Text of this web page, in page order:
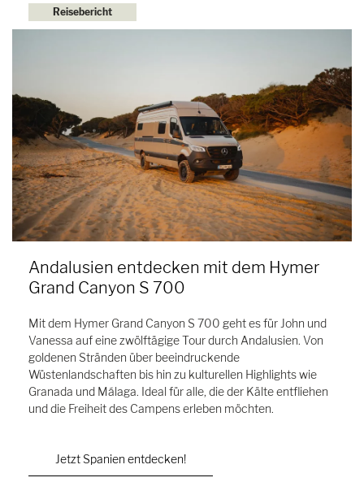
Reisebericht
Andalusien entdecken mit dem Hymer
Grand Canyon S 700
Mit dem Hymer Grand Canyon S 700 geht es für John und
Vanessa auf eine zwölftägige Tour durch Andalusien. Von
goldenen Stränden über beeindruckende
Wüstenlandschaften bis hin zu kulturellen Highlights wie
Granada und Málaga. Ideal für alle, die der Kälte entfliehen
und die Freiheit des Campens erleben möchten.
Jetzt Spanien entdecken!